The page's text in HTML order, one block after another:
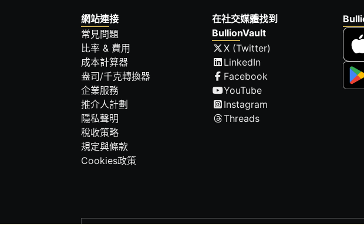
網站連接
常見問題
比率 & 費用
成本計算器
盎司/千克轉換器
企業服務
推介人計劃
隱私聲明
稅收策略
規定與條款
Cookies政策
在社交媒體找到
BullionVault
X (Twitter)
LinkedIn
Facebook
YouTube
Instagram
Threads